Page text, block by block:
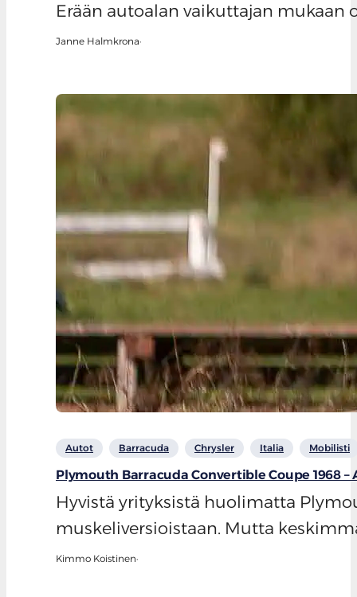
Erään autoalan vaikuttajan mukaan
Janne Halmkrona·
Autot Barracuda Chrysler Italia Mobilisti
Plymouth Barracuda Convertible Coupe 1968
Hyvistä yrityksistä huolimatta
muskeliversioistaan. Mutta
Kimmo Koistinen·